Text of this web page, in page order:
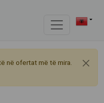
në ofertat më të mira.